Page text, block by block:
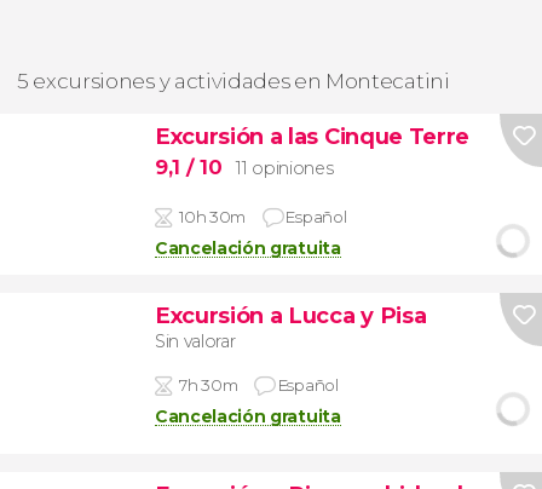
5 excursiones y actividades en Montecatini
Excursión a las Cinque Terre
9,1 / 10 11 opiniones
10h 30m Español
Cancelación gratuita
Excursión a Lucca y Pisa
Sin valorar
7h 30m Español
Cancelación gratuita